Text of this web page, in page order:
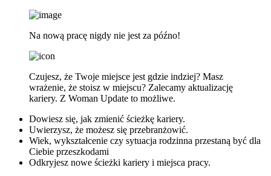
Na nową pracę nigdy nie jest za późno!
Czujesz, że Twoje miejsce jest gdzie indziej? Masz
wrażenie, że stoisz w miejscu? Zalecamy aktualizację
kariery. Z Woman Update to możliwe.
Dowiesz się, jak zmienić ścieżkę kariery.
Uwierzysz, że możesz się przebranżowić.
Wiek, wykształcenie czy sytuacja rodzinna przestaną być dla
Ciebie przeszkodami
Odkryjesz nowe ścieżki kariery i miejsca pracy.